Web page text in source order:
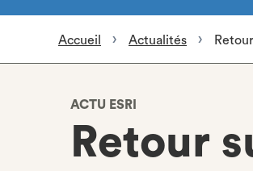
Accueil Actualités
ACTU ESRI
Retour